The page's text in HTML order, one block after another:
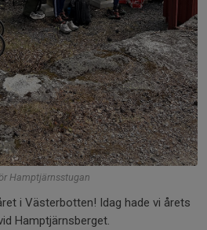
Hamptjärnsstugan
i Västerbotten! Idag hade vi årets
Hamptjärnsberget.